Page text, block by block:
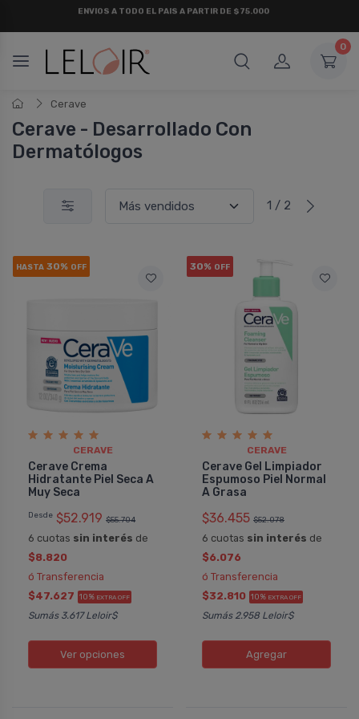
0
Cerave
Cerave - Desarrollado Con
Dermatólogos
1 / 2
HASTA 30% OFF
CERAVE
Cerave Crema
Hidratante Piel Seca A
Muy Seca
Desde $52.919 $55.704
6 cuotas sin interés de
$8.820
ó Transferencia
$47.627 10% EXTRA OFF
Sumás 3.617 Leloir$
Ver opciones
30% OFF
CERAVE
Cerave Gel Limpiador
Espumoso Piel Normal
A Grasa
$36.455 $52.078
6 cuotas sin interés de
$6.076
ó Transferencia
$32.810 10% EXTRA OFF
Sumás 2.958 Leloir$
Agregar